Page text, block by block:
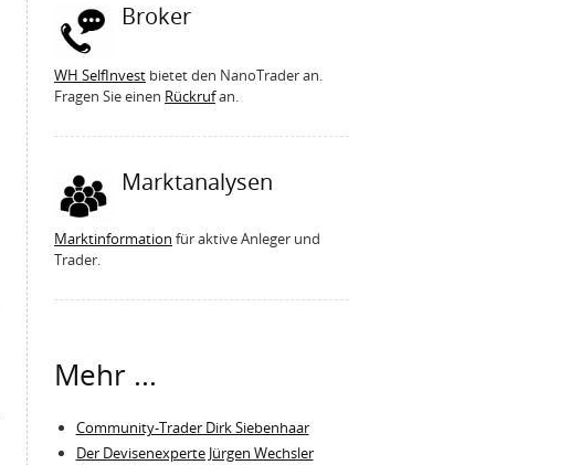
Broker
WH SelfInvest bietet den NanoTrader an.
Fragen Sie einen Rückrufan.
Marktanalysen
Marktinformation für aktive Anleger und
Trader.
Mehr ...
Community-Trader Dirk Siebenhaar
Der Devisenexperte Jürgen Wechsler